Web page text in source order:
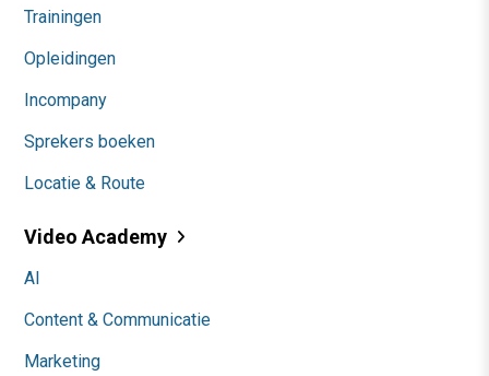
Trainingen
Opleidingen
Incompany
Sprekers boeken
Locatie & Route
Video Academy
AI
Content & Communicatie
Marketing